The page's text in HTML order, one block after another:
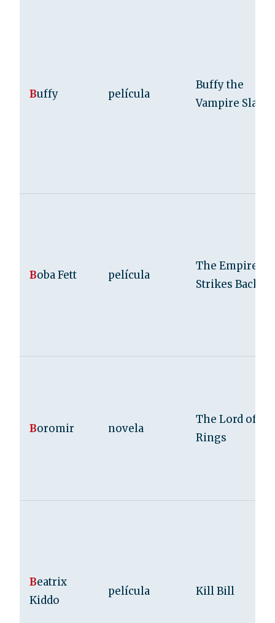
Buffy película
Buffy the
Vampire Slayer
Boba Fett película
The Empire
Strikes Back
Boromir novela
The Lord of
Rings
Beatrix
Kiddo
película Kill Bill